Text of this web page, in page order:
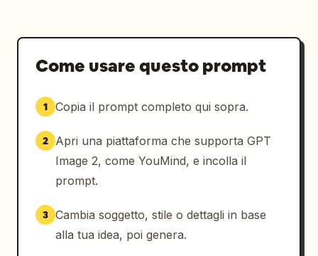
Come usare questo prompt
1 Copia il prompt completo qui sopra.
2
Apri una piattaforma che supporta GPT
Image 2, come YouMind, e incolla il
prompt.
3 Cambia soggetto, stile o dettagli in base
alla tua idea, poi genera.